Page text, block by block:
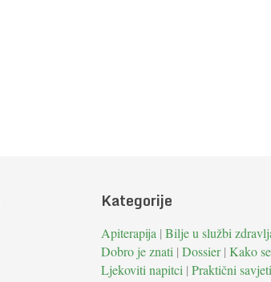
Kategorije
Apiterapija | Bilje u službi
Dobro je znati | Dossier| Kako
Ljekoviti napitci | Praktični savjeti